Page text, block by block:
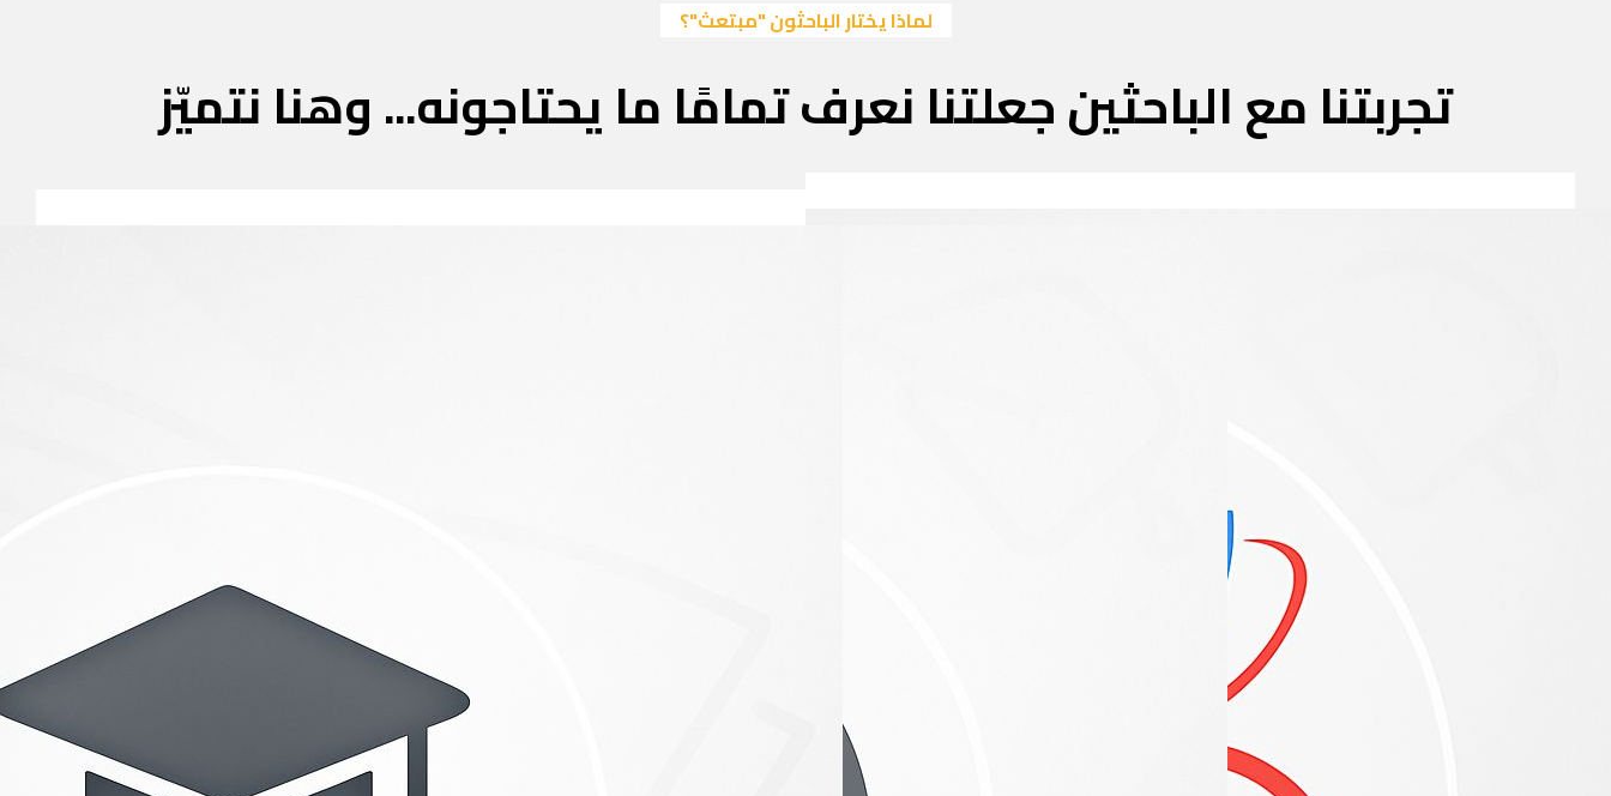
لماذا يختار الباحثون "مبتعث"؟
تجربتنا مع الباحثين جعلتنا نعرف تمامًا ما يحتاجونه... وهنا نتميّز